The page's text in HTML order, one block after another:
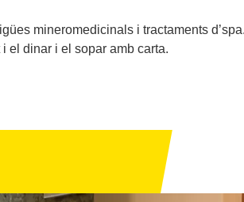
mineromedicinals i tractaments
el dinar i el sopar amb carta.